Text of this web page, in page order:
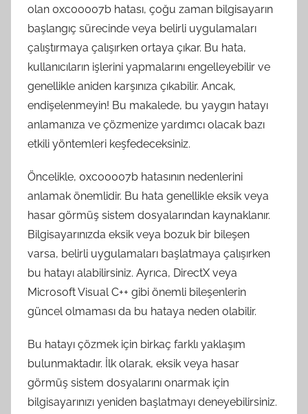
olan 0xc00007b hatası, çoğu zaman bilgisayarın
başlangıç ​​sürecinde veya belirli uygulamaları
çalıştırmaya çalışırken ortaya çıkar. Bu hata,
kullanıcıların işlerini yapmalarını engelleyebilir ve
genellikle aniden karşınıza çıkabilir. Ancak,
endişelenmeyin! Bu makalede, bu yaygın hatayı
anlamanıza ve çözmenize yardımcı olacak bazı
etkili yöntemleri keşfedeceksiniz.
Öncelikle, 0xc00007b hatasının nedenlerini
anlamak önemlidir. Bu hata genellikle eksik veya
hasar görmüş sistem dosyalarından kaynaklanır.
Bilgisayarınızda eksik veya bozuk bir bileşen
varsa, belirli uygulamaları başlatmaya çalışırken
bu hatayı alabilirsiniz. Ayrıca, DirectX veya
Microsoft Visual C++ gibi önemli bileşenlerin
güncel olmaması da bu hataya neden olabilir.
Bu hatayı çözmek için birkaç farklı yaklaşım
bulunmaktadır. İlk olarak, eksik veya hasar
görmüş sistem dosyalarını onarmak için
bilgisayarınızı yeniden başlatmayı deneyebilirsiniz.